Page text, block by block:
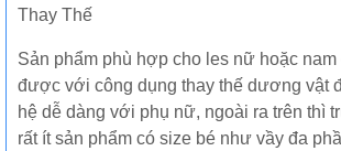
Thay Thế
Sản phẩm phù hợp cho les nữ hoặc nam
được với công dụng thay thế dương vật
hệ dễ dàng với phụ nữ, ngoài ra trên thì
rất ít sản phẩm có size bé như vầy đa